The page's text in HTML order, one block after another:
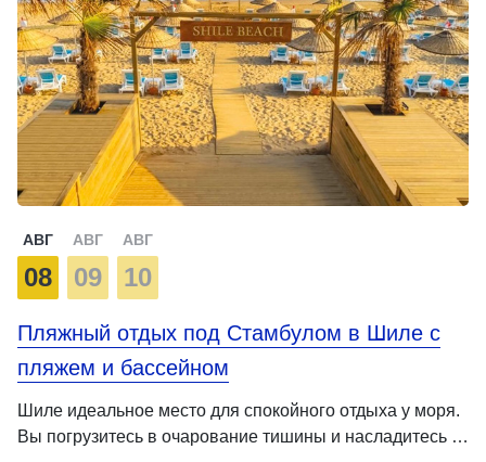
АВГ
08
АВГ
09
АВГ
10
Пляжный отдых под Стамбулом в Шиле с
пляжем и бассейном
Шиле идеальное место для спокойного отдыха у моря.
Вы погрузитесь в очарование тишины и насладитесь …